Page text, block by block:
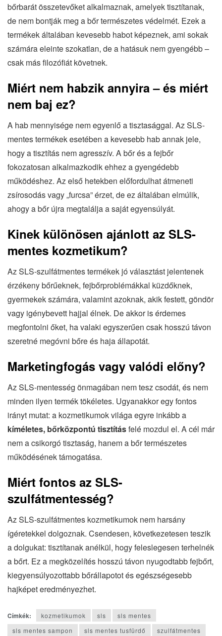
bőrbarát összetevőket alkalmaznak, amelyek tisztítanak,
de nem bontják meg a bőr természetes védelmét. Ezek a
termékek általában kevesebb habot képeznek, ami sokak
számára eleinte szokatlan, de a hatásuk nem gyengébb –
csak más filozófiát követnek.
Miért nem habzik annyira – és miért
nem baj ez?
A hab mennyisége nem egyenlő a tisztasággal. Az SLS-
mentes termékek esetében a kevesebb hab annak jele,
hogy a tisztítás nem agresszív. A bőr és a fejbőr
fokozatosan alkalmazkodik ehhez a gyengédebb
működéshez. Az első hetekben előfordulhat átmeneti
zsírosodás vagy „furcsa” érzet, de ez általában elmúlik,
ahogy a bőr újra megtalálja a saját egyensúlyát.
Kinek különösen ajánlott az SLS-
mentes kozmetikum?
Az SLS-szulfátmentes termékek jó választást jelentenek
érzékeny bőrűeknek, fejbőrproblémákkal küzdőknek,
gyermekek számára, valamint azoknak, akik festett, göndör
vagy igénybevett hajjal élnek. De akkor is érdemes
megfontolni őket, ha valaki egyszerűen csak hosszú távon
szeretné megóvni bőre és haja állapotát.
Marketingfogás vagy valódi előny?
Az SLS-mentesség önmagában nem tesz csodát, és nem
minden ilyen termék tökéletes. Ugyanakkor egy fontos
irányt mutat: a kozmetikumok világa egyre inkább a
kíméletes, bőrközpontú tisztításfelé mozdul el. A cél már
nem a csikorgó tisztaság, hanem a bőr természetes
működésének támogatása.
Miért fontos az SLS-
szulfátmentesség?
Az SLS-szulfátmentes kozmetikumok nem harsány
ígéretekkel dolgoznak. Csendesen, következetesen teszik
a dolgukat: tisztítanak anélkül, hogy feleslegesen terhelnék
a bőrt. Ez a megközelítés hosszú távon nyugodtabb fejbőrt,
kiegyensúlyozottabb bőrállapotot és egészségesebb
hajképet eredményezhet.
Címkék: kozmetikumok sls
sls mentes
sls mentes sampon
sls mentes tusfürdő szulfátmentes